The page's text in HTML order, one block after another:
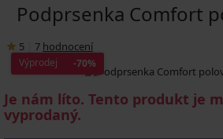
Podprsenka Comfort
5 7 hodnocení
Výprodej -70%
Je nám líto. Tento produkt je
vyprodaný.